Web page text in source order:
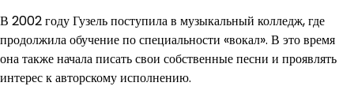
В 2002 году Гузель поступила в музыкальный колледж, где
продолжила обучение по специальности «вокал». В это время
она также начала писать свои собственные песни и проявлять
интерес к авторскому исполнению.